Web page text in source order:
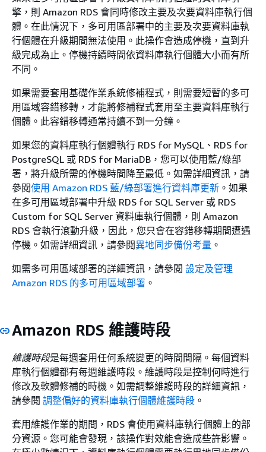
擎，則 Amazon RDS 會同時修改主要及次要資料庫執行個
體。在此情況下，多可用區部署中的主要及次要資料庫執
行個體在升級期間無法使用。此操作會造成停機，直到升
級完成為止。停機持續時間依資料庫執行個體大小而有所
不同。
如果需要套用基礎作業系統修補程式，則需要短暫的多可
用區域容錯移轉，才能將修補程式套用至主要資料庫執行
個體。此容錯移轉通常持續不到一分鐘。
如果您的資料庫執行個體執行 RDS for MySQL、RDS for
PostgreSQL 或 RDS for MariaDB，您可以使用藍/綠部
署，將升級所需的停機時間降至最低。如需詳細資訊，請
參閱使用 Amazon RDS 藍/綠部署進行資料庫更新 。如果
在多可用區域部署中升級 RDS for SQL Server 或 RDS
Custom for SQL Server 資料庫執行個體，則 Amazon
RDS 會執行滾動升級，因此，您只會在容錯移轉期間遭遇
停機。如需詳細資訊，請參閱異地同步備份考量 。
如需多可用區域部署的詳細資訊，請參閱 設定及管理
Amazon RDS 的多可用區域部署 。
Amazon RDS 維護時段
維護時段是每週套用任何系統變更的時間間隔。每個資料
庫執行個體都有每週維護時段。維護時段是控制何時進行
修改及軟體修補的時機。如需調整維護時段的詳細資訊，
請參閱 調整偏好的資料庫執行個體維護時段 。
套用維護作業的期間，RDS 會使用資料庫執行個體上的部
分資源。您可能會發現，該操作對效能會造成些許影響。